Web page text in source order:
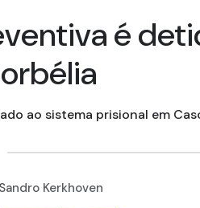
é
ao sistema prisional em
Sandro Kerkhoven